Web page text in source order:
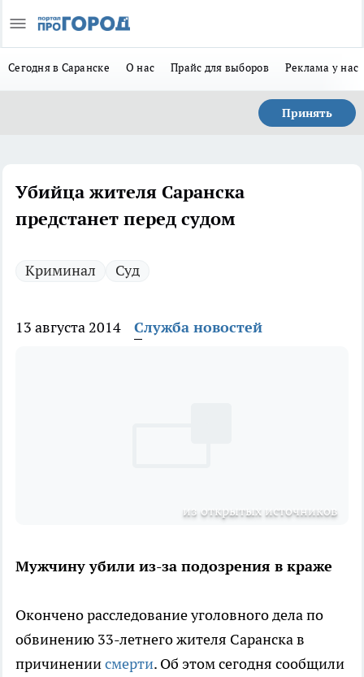
Сегодня в Саранске О нас Прайс для выборов Реклама у нас
Принять
Убийца жителя Саранска
предстанет перед судом
Криминал Суд
13 августа 2014 Служба новостей
из открытых источников
Мужчину убили из-за подозрения в краже
Окончено расследование уголовного дела по
обвинению 33-летнего жителя Саранска в
причинениисмерти. Об этом сегодня сообщили